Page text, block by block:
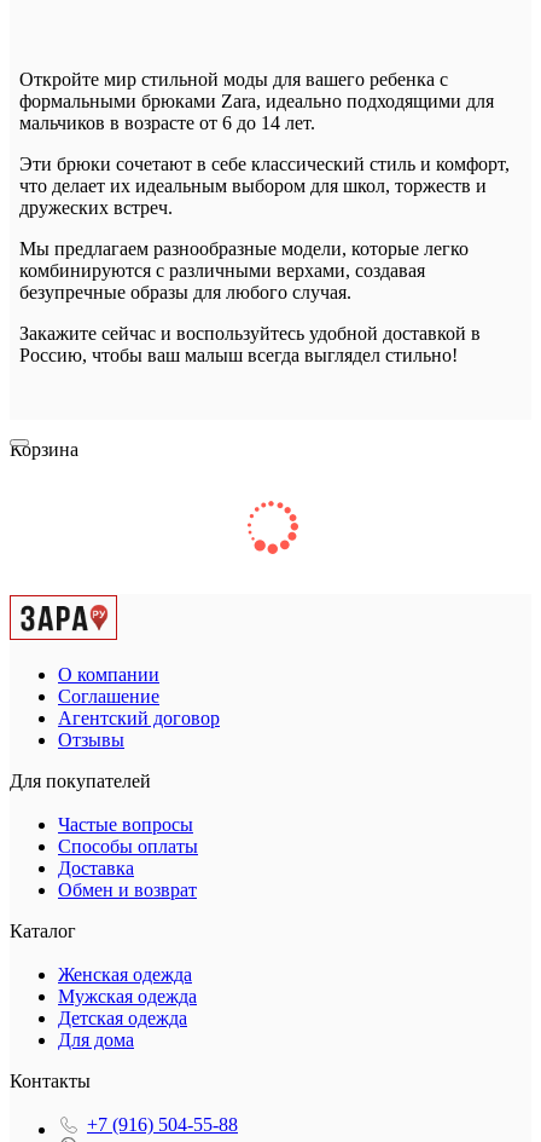
Откройте мир стильной моды для вашего ребенка с
формальными брюками Zara, идеально подходящими для
мальчиков в возрасте от 6 до 14 лет.
Эти брюки сочетают в себе классический стиль и комфорт,
что делает их идеальным выбором для школ, торжеств и
дружеских встреч.
Мы предлагаем разнообразные модели, которые легко
комбинируются с различными верхами, создавая
безупречные образы для любого случая.
Закажите сейчас и воспользуйтесь удобной доставкой в
Россию, чтобы ваш малыш всегда выглядел стильно!
Корзина
О компании
Соглашение
Агентский договор
Отзывы
Для покупателей
Частые вопросы
Способы оплаты
Доставка
Обмен и возврат
Каталог
Женская одежда
Мужская одежда
Детская одежда
Для дома
Контакты
+7 (916) 504-55-88